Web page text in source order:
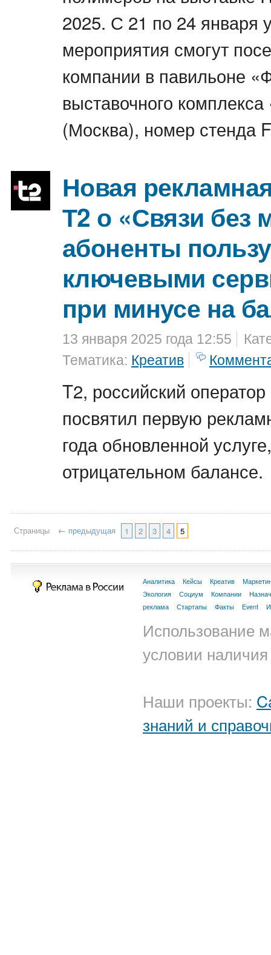
2025. С 21 по 24 января
мероприятия смогут
компании в павильоне
выставочного
(Москва), номер стенда
Новая
Т2 о «Связи без
абоненты
ключевыми
при минусе на
13 января 2025 года 12:55
Тематика: Креатив
T2, российский
посвятил первую
года обновленной
отрицательном балансе.
Страницы ← предыдущая 1 2 3 4 5
Аналитика Кейсы Креатив
Экология
Социум Компании
реклама
Стартапы Факты Event
Использование
условии
Наши проекты:
знаний и